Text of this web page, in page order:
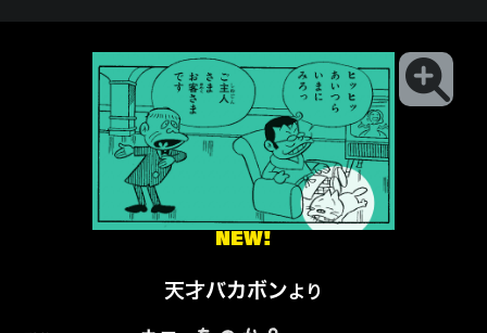
NEW!
天才バカボンより